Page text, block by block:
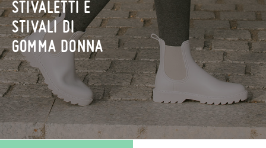
STIVALETTI E
STIVALI DI
GOMMA DONNA